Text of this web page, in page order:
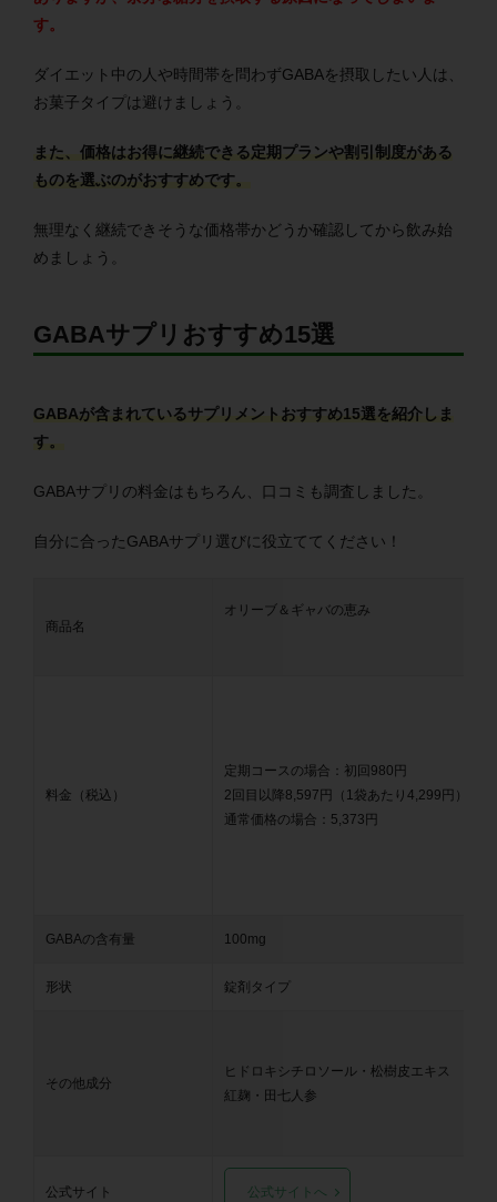
す。
ダイエット中の人や時間帯を問わずGABAを摂取したい人は、
お菓子タイプは避けましょう。
また、価格はお得に継続できる定期プランや割引制度がある
ものを選ぶのがおすすめです。
無理なく継続できそうな価格帯かどうか確認してから飲み始
めましょう。
GABAサプリおすすめ15選
GABAが含まれているサプリメントおすすめ15選を紹介しま
す。
GABAサプリの料金はもちろん、口コミも調査しました。
自分に合ったGABAサプリ選びに役立ててください！
商品名
オリーブ＆ギャバの恵み
料金（税込）
定期コースの場合：初回980円
2回目以降8,597円（1袋あたり4,299円）
通常価格の場合：5,373円
GABAの含有量 100mg
形状 錠剤タイプ
その他成分
ヒドロキシチロソール・松樹皮エキス
紅麹・田七人参
公式サイト 公式サイトへ